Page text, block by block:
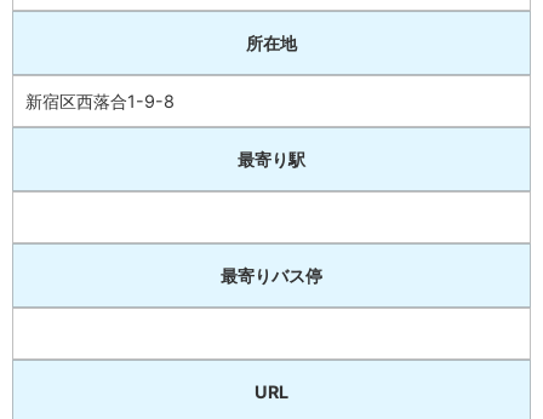
所在地
新宿区西落合1-9-8
最寄り駅
最寄りバス停
URL